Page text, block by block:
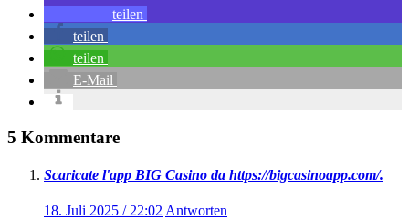
teilen
teilen
teilen
E-Mail
5 Kommentare
Scaricate l'app BIG Casino da https://bigcasinoapp.com/.
18. Juli 2025 / 22:02 Antworten